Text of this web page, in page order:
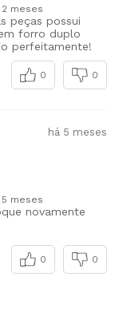
2 meses
peças possui
forro duplo
perfeitamente!
0 0
há 5 meses
5 meses
novamente
0 0